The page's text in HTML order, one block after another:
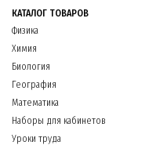
КАТАЛОГ ТОВАРОВ
Физика
Химия
Биология
География
Математика
Наборы для кабинетов
Уроки труда